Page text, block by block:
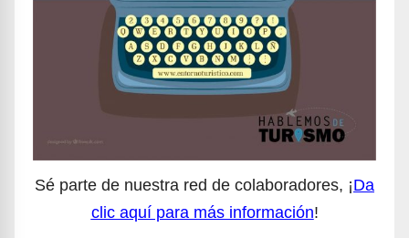
Sé parte de nuestra red de colaboradores, ¡Da
clic aquí para más información!